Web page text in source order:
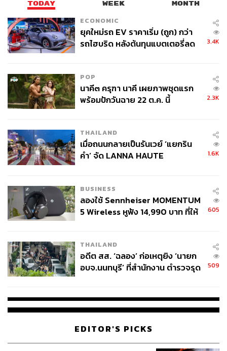
จ่ายในอุตสาหกรรมบริการ ย่อมหมายความว่ามีโอกาสสูงที่
จะเกิดภาวะเศรษฐกิจถดถอยในยุโรป
อ้างอิง:
https://www.cnbc.com/2022/05/26/davos-financiers-
html
ช่องทางติดตามTHE STANDARD WEALTH
Twitter:twitter.com/standard_wealth
Instagram:instagram.com/thestandardwealth
สามารถติดตาม THE STANDARD WEALTH
Ukraine
เงินเฟ้อ เศรษฐกิจโลก Supply Chain
TODAY WEEK MONTH
ECONOMIC
ยุคใหม่รถ EV ราคาเริ่ม (ถูก) กว่า
รถไฮบริด หลังต้นทุนแบตเตอรี่ลด
3.4K
POP
นาคี๓ ครุฑา นาคี เผยภาพชุดแรก
พร้อมปักวันฉาย 22 ต.ค. นี้
2.3K
THAILAND
เมื่อถนนกลายเป็นรันเวย์ ‘แยกริน
คำ’ จัด LANNA HAUTE
1.6K
BUSINESS
ลองใช้ Sennheiser MOMENTUM
5 Wireless หูฟัง 14,990 บาท ที่ให้
605
THAILAND
อดีต สส. ‘ฉลอง’ ก่อเหตุยิง ‘นายก
อบจ.นนทบุรี’ ที่สำนักงาน ตำรวจรุด
509
EDITOR'S PICKS